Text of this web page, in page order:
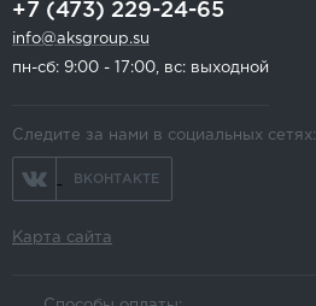
+7 (473) 229-24-65
info@aksgroup.su
пн-сб: 9:00 - 17:00, вс: выходной
Следите за нами в социальных сетях:
ВКОНТАКТЕ
Карта сайта